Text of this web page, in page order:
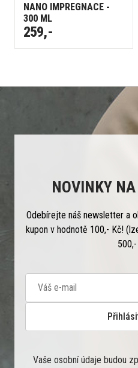
NANO IMPREGNACE -
300 ML
259,-
NOVINKY
Odebírejte náš newsletter a
kupon v hodnotě 100,- Kč!
Vaše osobní údaje budou